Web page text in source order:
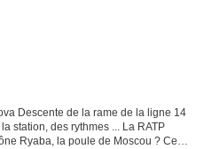
Descente de la rame de la ligne 14
station, des rythmes ... La RATP
Ryaba, la poule de Moscou ? Ce